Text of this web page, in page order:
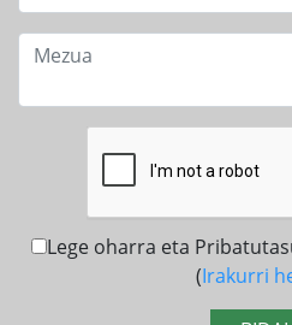
Lege oharra eta
(Irakurri